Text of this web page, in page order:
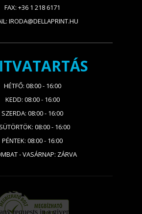
FAX: +36 1 218 6171
IRODA@DELLAPRINT.HU
HÉTFŐ: 08:00 - 16:00
KEDD: 08:00 - 16:00
SZERDA: 08:00 - 16:00
08:00 - 16:00
PÉNTEK: 08:00 - 16:00
- VASÁRNAP: ZÁRVA